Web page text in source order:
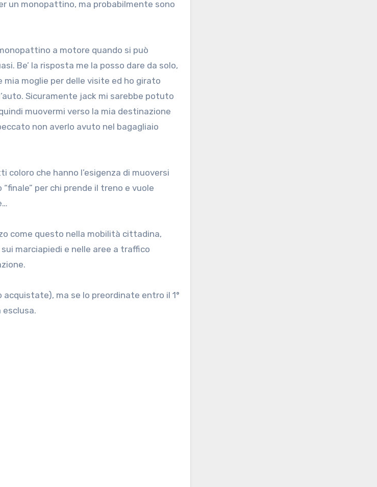
un monopattino, ma probabilmente sono
a motore quando si può
Be’ la risposta me la posso dare da solo,
moglie per delle visite ed ho girato
Sicuramente jack mi sarebbe potuto
muovermi verso la mia destinazione
non averlo avuto nel bagagliaio
che hanno l’esigenza di muoversi
per chi prende il treno e vuole
come questo nella mobilità cittadina,
marciapiedi e nelle aree a traffico
ma se lo preordinate entro il 1°
esclusa.